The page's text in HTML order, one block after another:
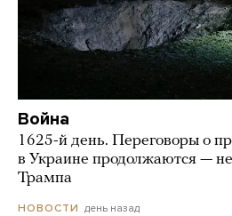
Война
1625-й день. Переговоры о
в Украине продолжаются —
Трампа
НОВОСТИ день назад